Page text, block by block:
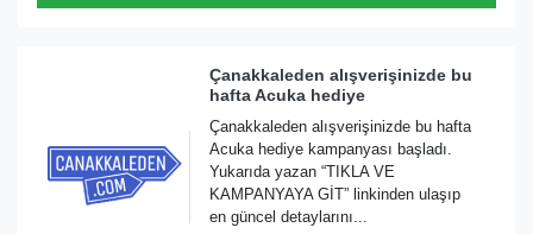
Çanakkaleden alışverişinizde bu
hafta Acuka hediye
Çanakkaleden alışverişinizde bu hafta
Acuka hediye kampanyası başladı.
Yukarıda yazan “TIKLA VE
KAMPANYAYA GİT” linkinden ulaşıp
en güncel detaylarını...